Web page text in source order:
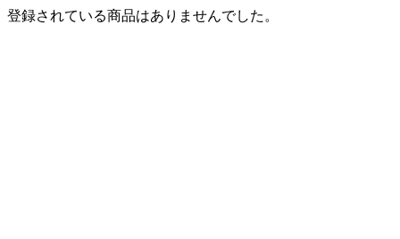
登録されている商品はありませんでした。